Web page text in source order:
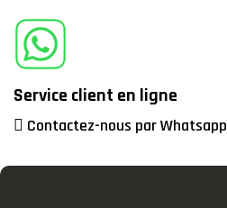
Service client en ligne
Contactez-nous par Whatsapp